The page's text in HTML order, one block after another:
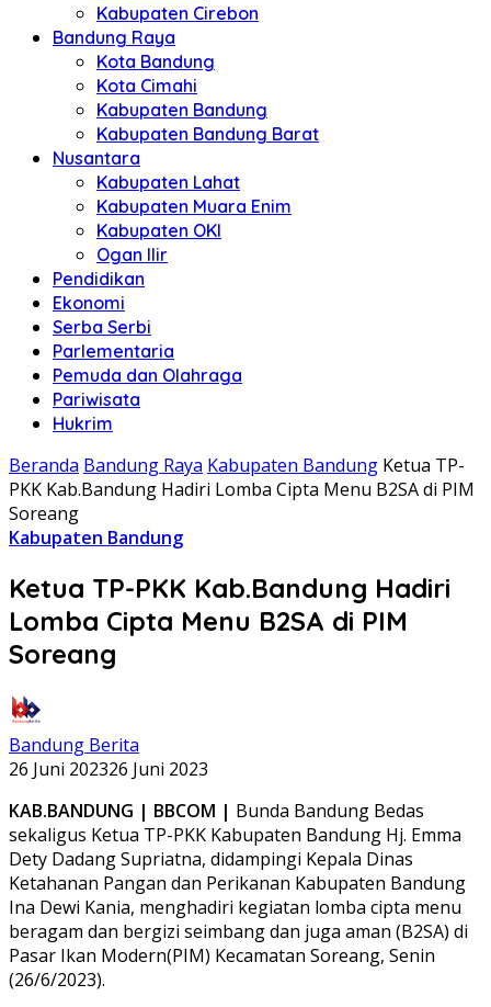
Kabupaten Cirebon
Bandung Raya
Kota Bandung
Kota Cimahi
Kabupaten Bandung
Kabupaten Bandung Barat
Nusantara
Kabupaten Lahat
Kabupaten Muara Enim
Kabupaten OKI
Ogan Ilir
Pendidikan
Ekonomi
Serba Serbi
Parlementaria
Pemuda dan Olahraga
Pariwisata
Hukrim
Beranda Bandung Raya Kabupaten Bandung Ketua TP-
PKK Kab.Bandung Hadiri Lomba Cipta Menu B2SA di PIM
Soreang
Kabupaten Bandung
Ketua TP-PKK Kab.Bandung Hadiri
Lomba Cipta Menu B2SA di PIM
Soreang
Bandung Berita
26 Juni 202326 Juni 2023
KAB.BANDUNG | BBCOM | Bunda Bandung Bedas
sekaligus Ketua TP-PKK Kabupaten Bandung Hj. Emma
Dety Dadang Supriatna, didampingi Kepala Dinas
Ketahanan Pangan dan Perikanan Kabupaten Bandung
Ina Dewi Kania, menghadiri kegiatan lomba cipta menu
beragam dan bergizi seimbang dan juga aman (B2SA) di
Pasar Ikan Modern(PIM) Kecamatan Soreang, Senin
(26/6/2023).